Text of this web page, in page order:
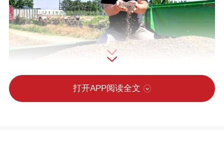
打开APP阅读全文